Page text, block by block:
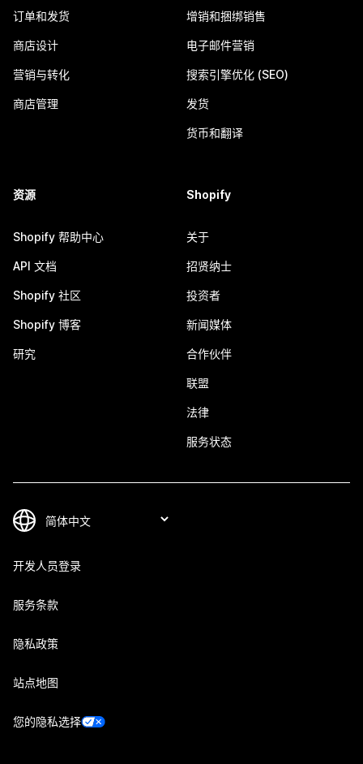
订单和发货
商店设计
营销与转化
商店管理
增销和捆绑销售
电子邮件营销
搜索引擎优化 (SEO)
发货
货币和翻译
资源
Shopify 帮助中心
API 文档
Shopify 社区
Shopify 博客
研究
Shopify
关于
招贤纳士
投资者
新闻媒体
合作伙伴
联盟
法律
服务状态
开发人员登录
服务条款
隐私政策
站点地图
您的隐私选择